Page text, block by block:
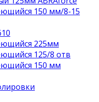
150 мм/8-15
225мм
125/8 отв
150 мм